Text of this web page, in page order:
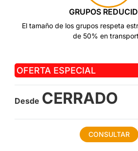
GRUPOS
El tamaño de los grupos respeta
de 50% en
OFERTA ESPECIAL
Desde CERRADO
CONSULTAR